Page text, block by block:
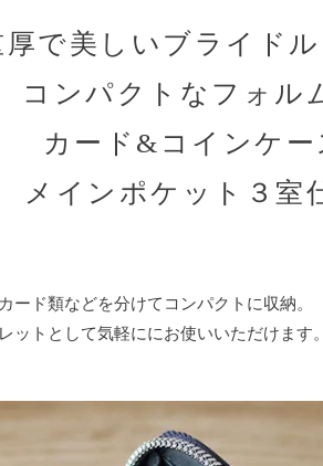
厚で美しいブライド
コンパクトなフォル
カード&コインケー
メインポケット３室
ード類などを分けてコンパクトに収納。
ットとして気軽ににお使いいただけます